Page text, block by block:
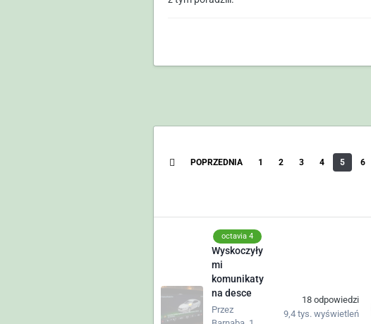
POPRZEDNIA 1 2 3 4 5 6
octavia 4
Wyskoczyły
mi
komunikaty
na desce
Przez
18 odpowiedzi
9,4 tys. wyświetleń